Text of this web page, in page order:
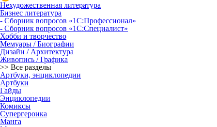
Нехудожественная литература
Бизнес литература
- Сборник вопросов «1С:Профессионал»
- Сборник вопросов «1С:Специалист»
Хобби и творчество
Мемуары / Биографии
Дизайн / Архитектура
Живопись / Графика
>> Все разделы
Артбуки, энциклопедии
Артбуки
Гайды
Энциклопедии
Комиксы
Супергероика
Манга